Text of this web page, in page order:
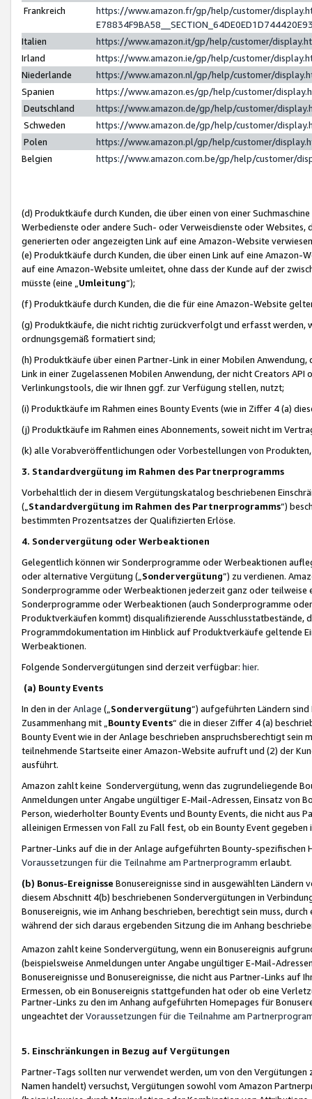
Frankreich
https://www.amazon.fr/gp/help/customer/
Italien
https://www.amazon.it/gp/help/customer/
Irland
https://www.amazon.ie/gp/help/customer/
Niederlande
https://www.amazon.nl/gp/help/customer/
Spanien
https://www.amazon.es/gp/help/customer/
Deutschland
https://www.amazon.de/gp/help/customer/
Schweden
https://www.amazon.de/gp/help/customer/
Polen
https://www.amazon.pl/gp/help/customer/
Belgien
https://www.amazon.com.be/gp/help/customer/
(d) Produktkäufe durch Kunden, die über einen von einer
Werbedienste oder andere Such- oder Verweisdienste oder Websites,
generierten oder angezeigten Link auf eine Amazon-Website
(e) Produktkäufe durch Kunden, die über einen Link auf eine
auf eine Amazon-Website umleitet, ohne dass der Kunde auf der
müsste (eine „ Umleitung“);
(f) Produktkäufe durch Kunden, die die für eine Amazon-Website
(g) Produktkäufe, die nicht richtig zurückverfolgt und erfasst werden,
ordnungsgemäß formatiert sind;
(h) Produktkäufe über einen Partner-Link in einer Mobilen
Link in einer Zugelassenen Mobilen Anwendung, der nicht Creators
Verlinkungstools, die wir Ihnen ggf. zur Verfügung stellen, nutzt;
(i) Produktkäufe im Rahmen eines Bounty Events (wie in Ziffer 4 (a)
(j) Produktkäufe im Rahmen eines Abonnements, soweit nicht im
(k) alle Vorabveröffentlichungen oder Vorbestellungen von
3. Standardvergütung im Rahmen des Partnerprogramms
Vorbehaltlich der in diesem Vergütungskatalog beschriebenen
(„ Standardvergütung im Rahmen des Partnerprogramms“)
bestimmten Prozentsatzes der Qualifizierten Erlöse.
4. Sondervergütung oder Werbeaktionen
Gelegentlich können wir Sonderprogramme oder Werbeaktionen
oder alternative Vergütung („ Sondervergütung”) zu verdienen.
Sonderprogramme oder Werbeaktionen jederzeit ganz oder
Sonderprogramme oder Werbeaktionen (auch Sonderprogramme
Produktverkäufen kommt) disqualifizierende Ausschlusstatbestände,
Programmdokumentation im Hinblick auf Produktverkäufe geltende
Werbeaktionen.
Folgende Sondervergütungen sind derzeit verfügbar: hier.
(a) Bounty Events
In den in derAnlage („ Sondervergütung“) aufgeführten Ländern
Zusammenhang mit „ Bounty Events“ die in dieser Ziffer 4 (a)
Bounty Event wie in der Anlage beschrieben anspruchsberechtigt sein
teilnehmende Startseite einer Amazon-Website aufruft und (2) der
ausführt.
Amazon zahlt keine Sondervergütung, wenn das zugrundeliegende
Anmeldungen unter Angabe ungültiger E-Mail-Adressen, Einsatz von
Person, wiederholter Bounty Events und Bounty Events, die nicht
alleinigen Ermessen von Fall zu Fall fest, ob ein Bounty Event
Partner-Links auf die in der Anlage aufgeführten Bounty-spezifischen
Voraussetzungen für die Teilnahme am Partnerprogramm erlaubt.
(b) Bonus-Ereignisse Bonusereignisse sind in ausgewählten Ländern
diesem Abschnitt 4(b) beschriebenen Sondervergütungen in
Bonusereignis, wie im Anhang beschrieben, berechtigt sein muss,
während der sich daraus ergebenden Sitzung die im Anhang
Amazon zahlt keine Sondervergütung, wenn ein Bonusereignis
(beispielsweise Anmeldungen unter Angabe ungültiger E-Mail-
Bonusereignisse und Bonusereignisse, die nicht aus Partner-Links auf
Ermessen, ob ein Bonusereignis stattgefunden hat oder ob eine
Partner-Links zu den im Anhang aufgeführten Homepages für
ungeachtet derVoraussetzungen für die Teilnahme am
5. Einschränkungen in Bezug auf Vergütungen
Partner-Tags sollten nur verwendet werden, um von den
Namen handelt) versuchst, Vergütungen sowohl vom Amazon